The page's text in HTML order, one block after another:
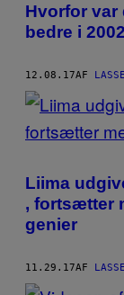
Hvorfor var
bedre i
12.08.17AF
Liima
, fortsætter
genier
11.29.17AF